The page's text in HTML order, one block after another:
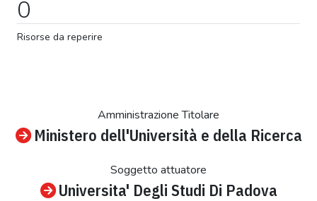
0
Risorse da reperire
Amministrazione Titolare
Ministero dell'Università e della Ricerca
Soggetto attuatore
Universita' Degli Studi Di Padova